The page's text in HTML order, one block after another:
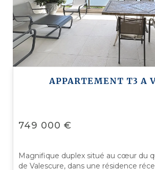
APPARTEMENT T3 A
749 000 €
Magnifique duplex situé au cœur du
de Valescure, dans une résidence